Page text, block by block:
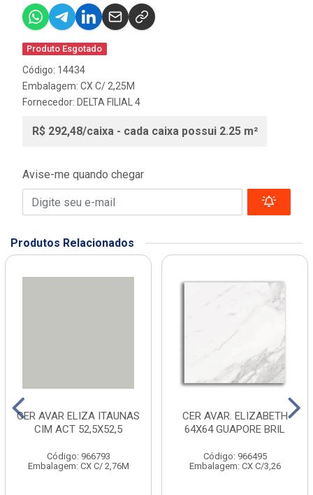
Produto Esgotado
Código: 14434
Embalagem: CX C/ 2,25M
Fornecedor: DELTA FILIAL 4
R$ 292,48/caixa - cada caixa possui 2.25 m²
Avise-me quando chegar
Produtos Relacionados
CER AVAR ELIZA ITAUNAS
CIM ACT 52,5X52,5
Código: 966793
Embalagem: CX C/ 2,76M
CER AVAR. ELIZABETH
64X64 GUAPORE BRIL
Código: 966495
Embalagem: CX C/3,26